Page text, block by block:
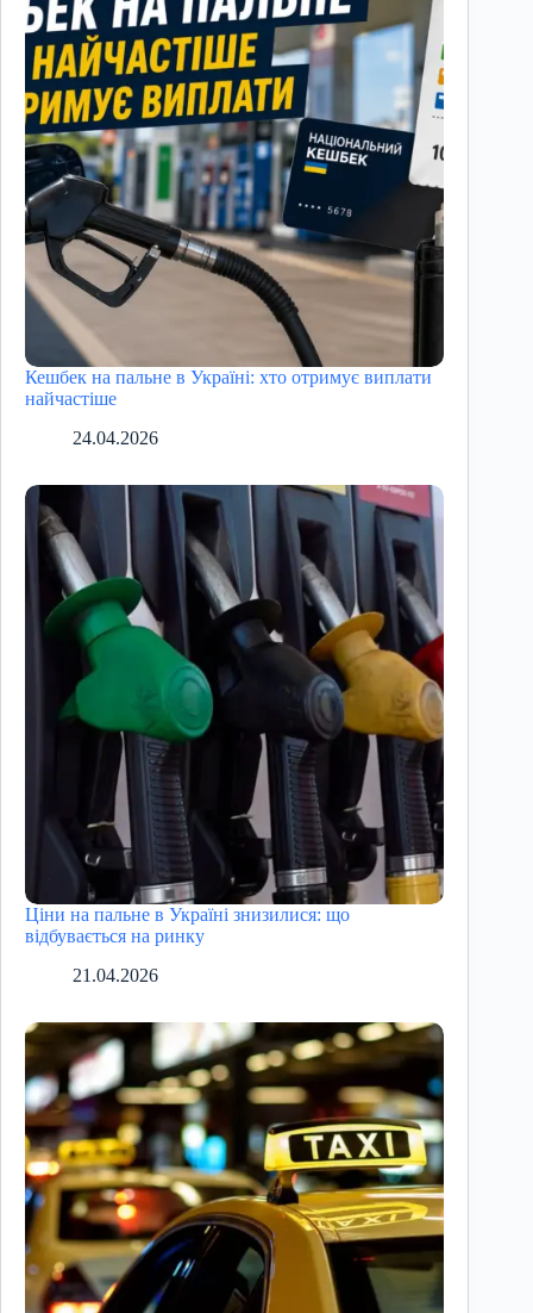
Кешбек на пальне в Україні: хто отримує виплати
найчастіше
24.04.2026
Ціни на пальне в Україні знизилися: що
відбувається на ринку
21.04.2026